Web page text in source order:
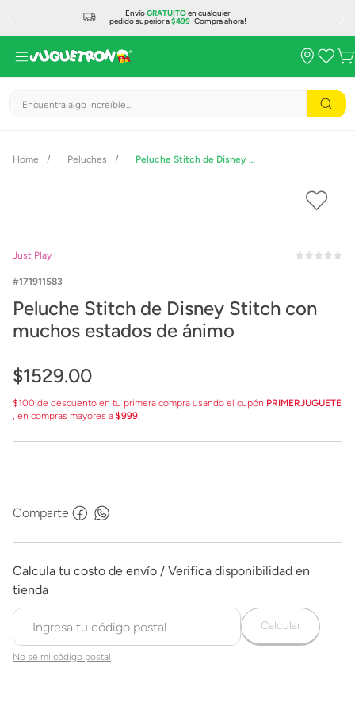
EnvíoGRATUITOen cualquier
pedido superior a$499¡Compra ahora!
Encuentra algo increíble...
Peluches Peluche Stitch de Disney Stitch con muchos estados de ánimo
Just Play
171911583
Peluche Stitch de Disney Stitch con
muchos estados de ánimo
$1529.00
$100 de descuento en tu primera compra usando el cupón PRIMERJUGUETE
, en compras mayores a $999.
Comparte
No sé mi código postal
Calcular